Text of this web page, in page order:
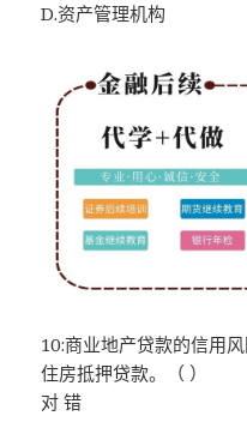
D.资产管理机构
10:商业地产贷款的信用
住房抵押贷款。（ ）
对 错